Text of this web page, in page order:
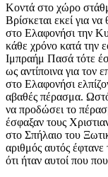
Κοντά στο χώρο
Βρίσκεται εκεί για να
στο Ελαφονήσι την
κάθε χρόνο κατά την
Ιμπραήμ Πασά τότε
ως αντίποινα για τον
στο Ελαφονήσι
αβαθές πέρασμα.
να προδώσει το
έσφαξαν τους
στο Σπήλαιο του
αριθμός αυτός
ότι ήταν αυτοί που